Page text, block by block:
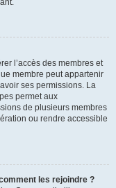
l’accès des membres et
membre peut appartenir
ses permissions. La
permet aux
de plusieurs membres
ou rendre accessible
les rejoindre ?